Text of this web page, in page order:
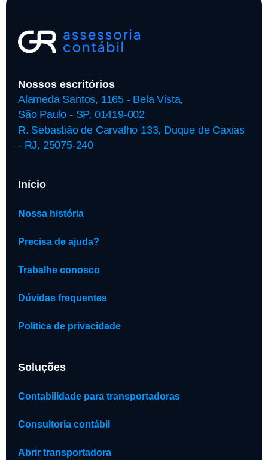
Nossos escritórios
Alameda Santos, 1165 - Bela Vista,
São Paulo - SP, 01419-002
R. Sebastião de Carvalho 133, Duque de Caxias
- RJ, 25075-240
Início
Nossa história
Precisa de ajuda?
Trabalhe conosco
Dúvidas frequentes
Política de privacidade
Soluções
Contabilidade para transportadoras
Consultoria contábil
Abrir transportadora